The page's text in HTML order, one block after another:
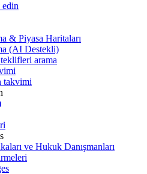
edin
& Piyasa Haritaları
(AI Destekli)
arama
takvimi
ve Hukuk Danışmanları